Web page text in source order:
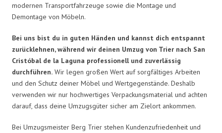
modernen Transportfahrzeuge sowie die Montage und
Demontage von Möbeln.
Bei uns bist du in guten Händen und kannst dich entspannt
zurücklehnen, während wir deinen Umzug von Trier nach San
Cristóbal de la Laguna professionell und zuverlässig
durchführen. Wir legen großen Wert auf sorgfältiges Arbeiten
und den Schutz deiner Möbel und Wertgegenstände. Deshalb
verwenden wir nur hochwertiges Verpackungsmaterial und achten
darauf, dass deine Umzugsgüter sicher am Zielort ankommen.
Bei Umzugsmeister Berg Trier stehen Kundenzufriedenheit und